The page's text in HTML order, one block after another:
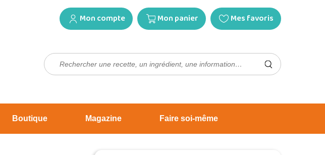
Mon compte Mon panier Mes favoris
Rechercher :
Boutique Magazine Faire soi-même